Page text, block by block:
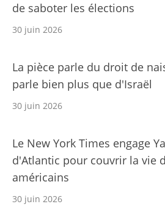
de saboter les élections
30 juin 2026
La pièce parle du droit de
parle bien plus que d'Israël
30 juin 2026
Le New York Times engage
d'Atlantic pour couvrir la vie
américains
30 juin 2026